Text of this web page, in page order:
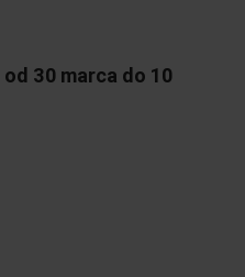
od 30 marca do 10